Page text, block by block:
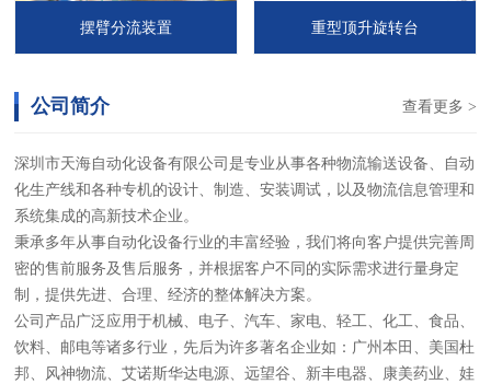
摆臂分流装置 重型顶升旋转台
查看更多 >
公司简介
深圳市天海自动化设备有限公司是专业从事各种物流输送设备、自动
化生产线和各种专机的设计、制造、安装调试，以及物流信息管理和
系统集成的高新技术企业。
秉承多年从事自动化设备行业的丰富经验，我们将向客户提供完善周
密的售前服务及售后服务，并根据客户不同的实际需求进行量身定
制，提供先进、合理、经济的整体解决方案。
公司产品广泛应用于机械、电子、汽车、家电、轻工、化工、食品、
饮料、邮电等诸多行业，先后为许多著名企业如：广州本田、美国杜
邦、风神物流、艾诺斯华达电源、远望谷、新丰电器、康美药业、娃